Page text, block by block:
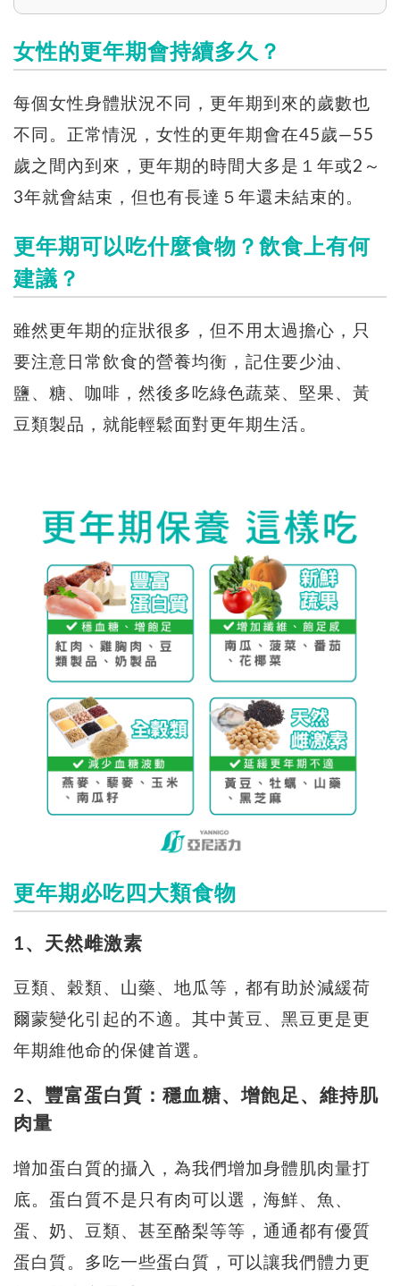
女性的更年期會持續多久？
每個女性身體狀況不同，更年期到來的歲數也
不同。正常情況，女性的更年期會在45歲—55
歲之間內到來，更年期的時間大多是１年或2～
3年就會結束，但也有長達５年還未結束的。
更年期可以吃什麼食物？飲食上有何
建議？
雖然更年期的症狀很多，但不用太過擔心，只
要注意日常飲食的營養均衡，記住要少油、
鹽、糖、咖啡，然後多吃綠色蔬菜、堅果、黃
豆類製品，就能輕鬆面對更年期生活。
更年期必吃四大類食物
1、天然雌激素
豆類、穀類、山藥、地瓜等，都有助於減緩荷
爾蒙變化引起的不適。其中黃豆、黑豆更是更
年期維他命的保健首選。
2、豐富蛋白質：穩血糖、增飽足、維持肌
肉量
增加蛋白質的攝入，為我們增加身體肌肉量打
底。蛋白質不是只有肉可以選，海鮮、魚、
蛋、奶、豆類、甚至酪梨等等，通通都有優質
蛋白質。多吃一些蛋白質，可以讓我們體力更